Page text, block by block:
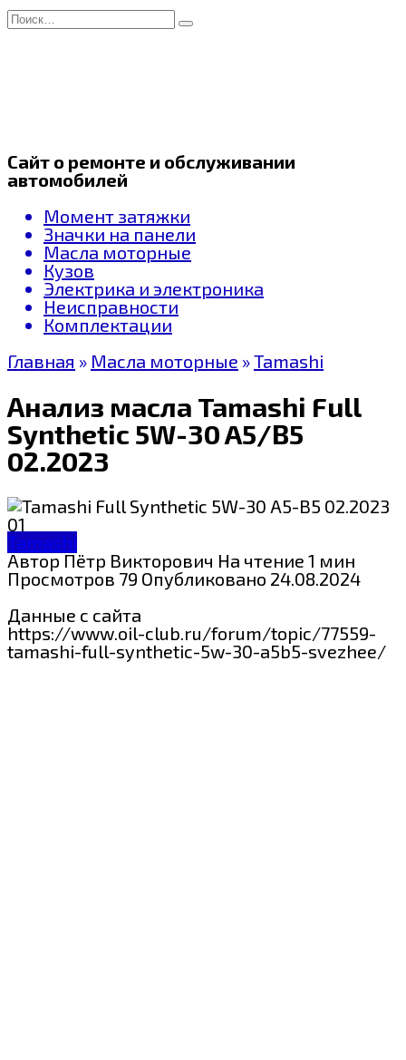
Перейти
к
Search
for:
Сайт о ремонте и обслуживании
автомобилей
Момент затяжки
Значки на панели
Масла моторные
Кузов
Электрика и электроника
Неисправности
Комплектации
Главная » Масла моторные »Tamashi
Анализ масла Tamashi Full
Synthetic 5W-30 A5/B5
02.2023
Tamashi
АвторПётр Викторович На чтение 1 мин
Просмотров 79 Опубликовано 24.08.2024
Данные с сайта
https://www.oil-club.ru/forum/topic/77559-
tamashi-full-synthetic-5w-30-a5b5-svezhee/